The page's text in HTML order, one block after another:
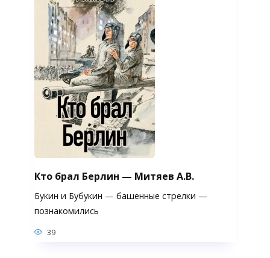
Кто брал Берлин — Митяев А.В.
Букин и Бубукин — башенные стрелки —
познакомились
39